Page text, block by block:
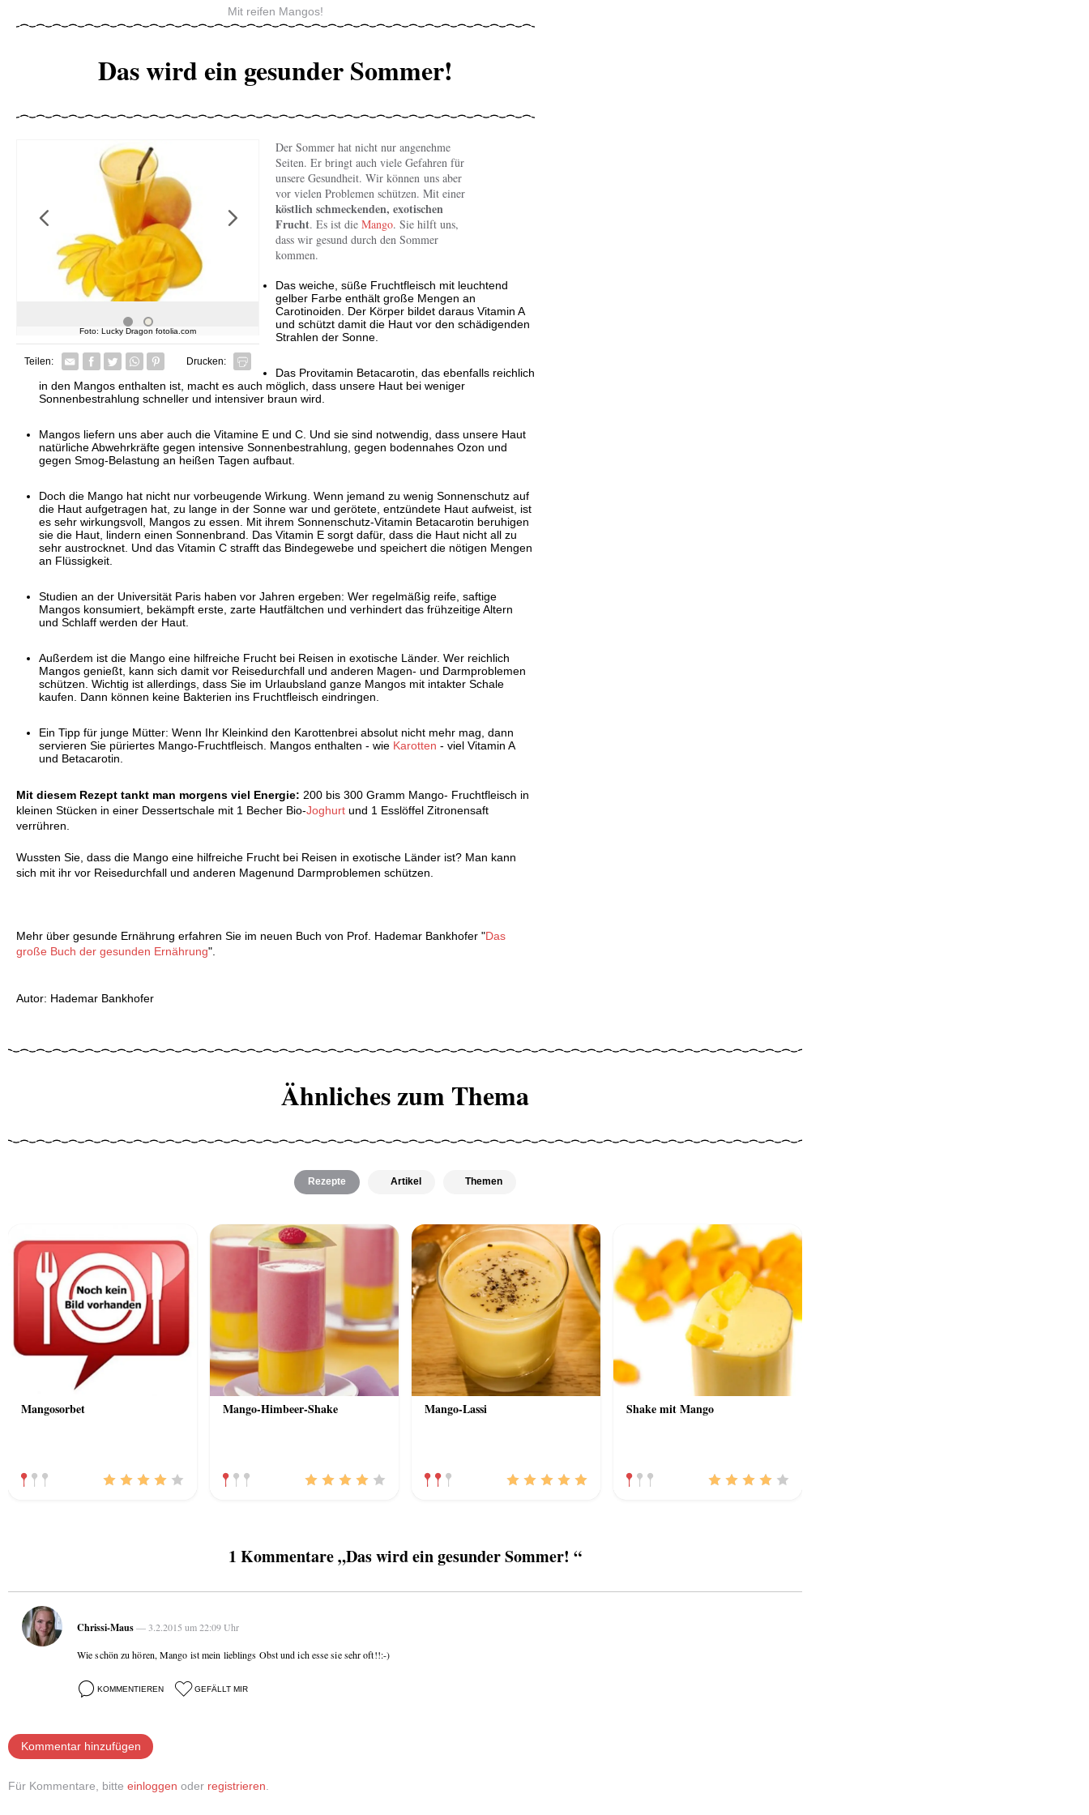
Mit reifen Mangos!
Das wird ein gesunder Sommer!
Foto: Kneipp Verlag Foto: Lucky Dragon fotolia.com
Next
Previous
Teilen: Facebook
TwitterWhatsapp senden
Pin it Drucken:
Der Sommer hat nicht nur angenehme
Seiten. Er bringt auch viele Gefahren für
unsere Gesundheit. Wir können uns aber
vor vielen Problemen schützen. Mit einer
köstlich schmeckenden, exotischen
Frucht. Es ist die Mango. Sie hilft uns,
dass wir gesund durch den Sommer
kommen.
Das weiche, süße Fruchtfleisch mit leuchtend
gelber Farbe enthält große Mengen an
Carotinoiden. Der Körper bildet daraus Vitamin A
und schützt damit die Haut vor den schädigenden
Strahlen der Sonne.
Das Provitamin Betacarotin, das ebenfalls reichlich
in den Mangos enthalten ist, macht es auch möglich, dass unsere Haut bei weniger
Sonnenbestrahlung schneller und intensiver braun wird.
Mangos liefern uns aber auch die Vitamine E und C. Und sie sind notwendig, dass unsere Haut
natürliche Abwehrkräfte gegen intensive Sonnenbestrahlung, gegen bodennahes Ozon und
gegen Smog-Belastung an heißen Tagen aufbaut.
Doch die Mango hat nicht nur vorbeugende Wirkung. Wenn jemand zu wenig Sonnenschutz auf
die Haut aufgetragen hat, zu lange in der Sonne war und gerötete, entzündete Haut aufweist, ist
es sehr wirkungsvoll, Mangos zu essen. Mit ihrem Sonnenschutz-Vitamin Betacarotin beruhigen
sie die Haut, lindern einen Sonnenbrand. Das Vitamin E sorgt dafür, dass die Haut nicht all zu
sehr austrocknet. Und das Vitamin C strafft das Bindegewebe und speichert die nötigen Mengen
an Flüssigkeit.
Studien an der Universität Paris haben vor Jahren ergeben: Wer regelmäßig reife, saftige
Mangos konsumiert, bekämpft erste, zarte Hautfältchen und verhindert das frühzeitige Altern
und Schlaff werden der Haut.
Außerdem ist die Mango eine hilfreiche Frucht bei Reisen in exotische Länder. Wer reichlich
Mangos genießt, kann sich damit vor Reisedurchfall und anderen Magen- und Darmproblemen
schützen. Wichtig ist allerdings, dass Sie im Urlaubsland ganze Mangos mit intakter Schale
kaufen. Dann können keine Bakterien ins Fruchtfleisch eindringen.
Ein Tipp für junge Mütter: Wenn Ihr Kleinkind den Karottenbrei absolut nicht mehr mag, dann
servieren Sie püriertes Mango-Fruchtfleisch. Mangos enthalten - wie Karotten - viel Vitamin A
und Betacarotin.
Mit diesem Rezept tankt man morgens viel Energie: 200 bis 300 Gramm Mango- Fruchtfleisch in
kleinen Stücken in einer Dessertschale mit 1 Becher Bio-Joghurt und 1 Esslöffel Zitronensaft
verrühren.
Wussten Sie, dass die Mango eine hilfreiche Frucht bei Reisen in exotische Länder ist? Man kann
sich mit ihr vor Reisedurchfall und anderen Magenund Darmproblemen schützen.
Mehr über gesunde Ernährung erfahren Sie im neuen Buch von Prof. Hademar Bankhofer "Das
große Buch der gesunden Ernährung".
Autor: Hademar Bankhofer
Ähnliches zum Thema
Rezepte Artikel Themen
Mangosorbet Mango-Himbeer-Shake Mango-Lassi Shake mit Mango
1 Kommentare „Das wird ein gesunder Sommer! “
Chrissi-Maus— 3.2.2015 um 22:09 Uhr
Wie schön zu hören, Mango ist mein lieblings Obst und ich esse sie sehr oft!!:-)
KOMMENTIEREN GEFÄLLT MIR
Kommentar hinzufügen
Für Kommentare, bitte einloggen oder registrieren.